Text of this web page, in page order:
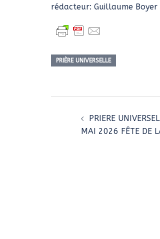
rédacteur: Guillaume Boyer
PRIÈRE UNIVERSELLE
d’article
PRIERE
MAI 2026 FÊTE DE